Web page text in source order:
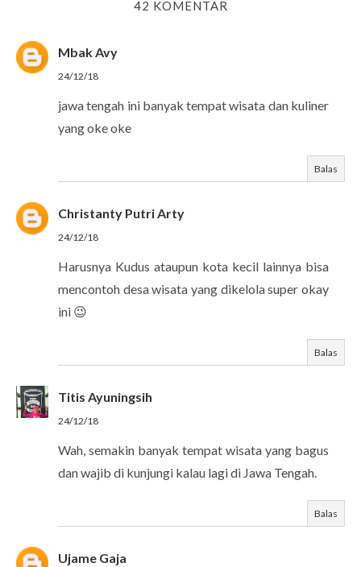
42 KOMENTAR
Mbak Avy
24/12/18
jawa tengah ini banyak tempat wisata dan kuliner
yang oke oke
Balas
Christanty Putri Arty
24/12/18
Harusnya Kudus ataupun kota kecil lainnya bisa
mencontoh desa wisata yang dikelola super okay
ini 😉
Balas
Titis Ayuningsih
24/12/18
Wah, semakin banyak tempat wisata yang bagus
dan wajib di kunjungi kalau lagi di Jawa Tengah.
Balas
Ujame Gaja